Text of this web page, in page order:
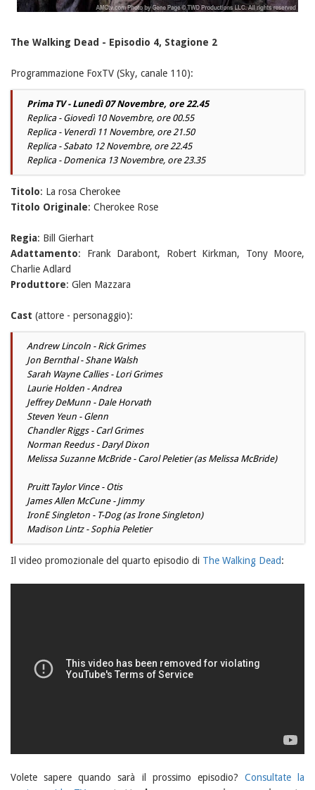
The Walking Dead - Episodio 4, Stagione 2
Programmazione FoxTV (Sky, canale 110):
Prima TV - Lunedì 07 Novembre, ore 22.45
Replica - Giovedì 10 Novembre, ore 00.55
Replica - Venerdì 11 Novembre, ore 21.50
Replica - Sabato 12 Novembre, ore 22.45
Replica - Domenica 13 Novembre, ore 23.35
Titolo: La rosa Cherokee
Titolo Originale: Cherokee Rose
Regia: Bill Gierhart
Adattamento: Frank Darabont, Robert Kirkman, Tony Moore,
Charlie Adlard
Produttore: Glen Mazzara
Cast (attore - personaggio):
Andrew Lincoln - Rick Grimes
Jon Bernthal - Shane Walsh
Sarah Wayne Callies - Lori Grimes
Laurie Holden - Andrea
Jeffrey DeMunn - Dale Horvath
Steven Yeun - Glenn
Chandler Riggs - Carl Grimes
Norman Reedus - Daryl Dixon
Melissa Suzanne McBride - Carol Peletier (as Melissa McBride)
Pruitt Taylor Vince - Otis
James Allen McCune - Jimmy
IronE Singleton - T-Dog (as Irone Singleton)
Madison Lintz - Sophia Peletier
Il video promozionale del quarto episodio di The Walking Dead:
Volete sapere quando sarà il prossimo episodio? Consultate la